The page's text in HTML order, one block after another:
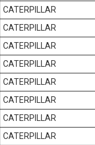
CATERPILLAR
CATERPILLAR
CATERPILLAR
CATERPILLAR
CATERPILLAR
CATERPILLAR
CATERPILLAR
CATERPILLAR